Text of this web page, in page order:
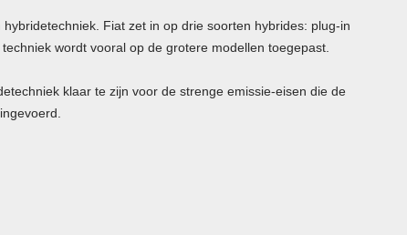
Fiat zet in op drie soorten hybrides: plug-in
wordt vooral op de grotere modellen toegepast.
klaar te zijn voor de strenge emissie-eisen die de